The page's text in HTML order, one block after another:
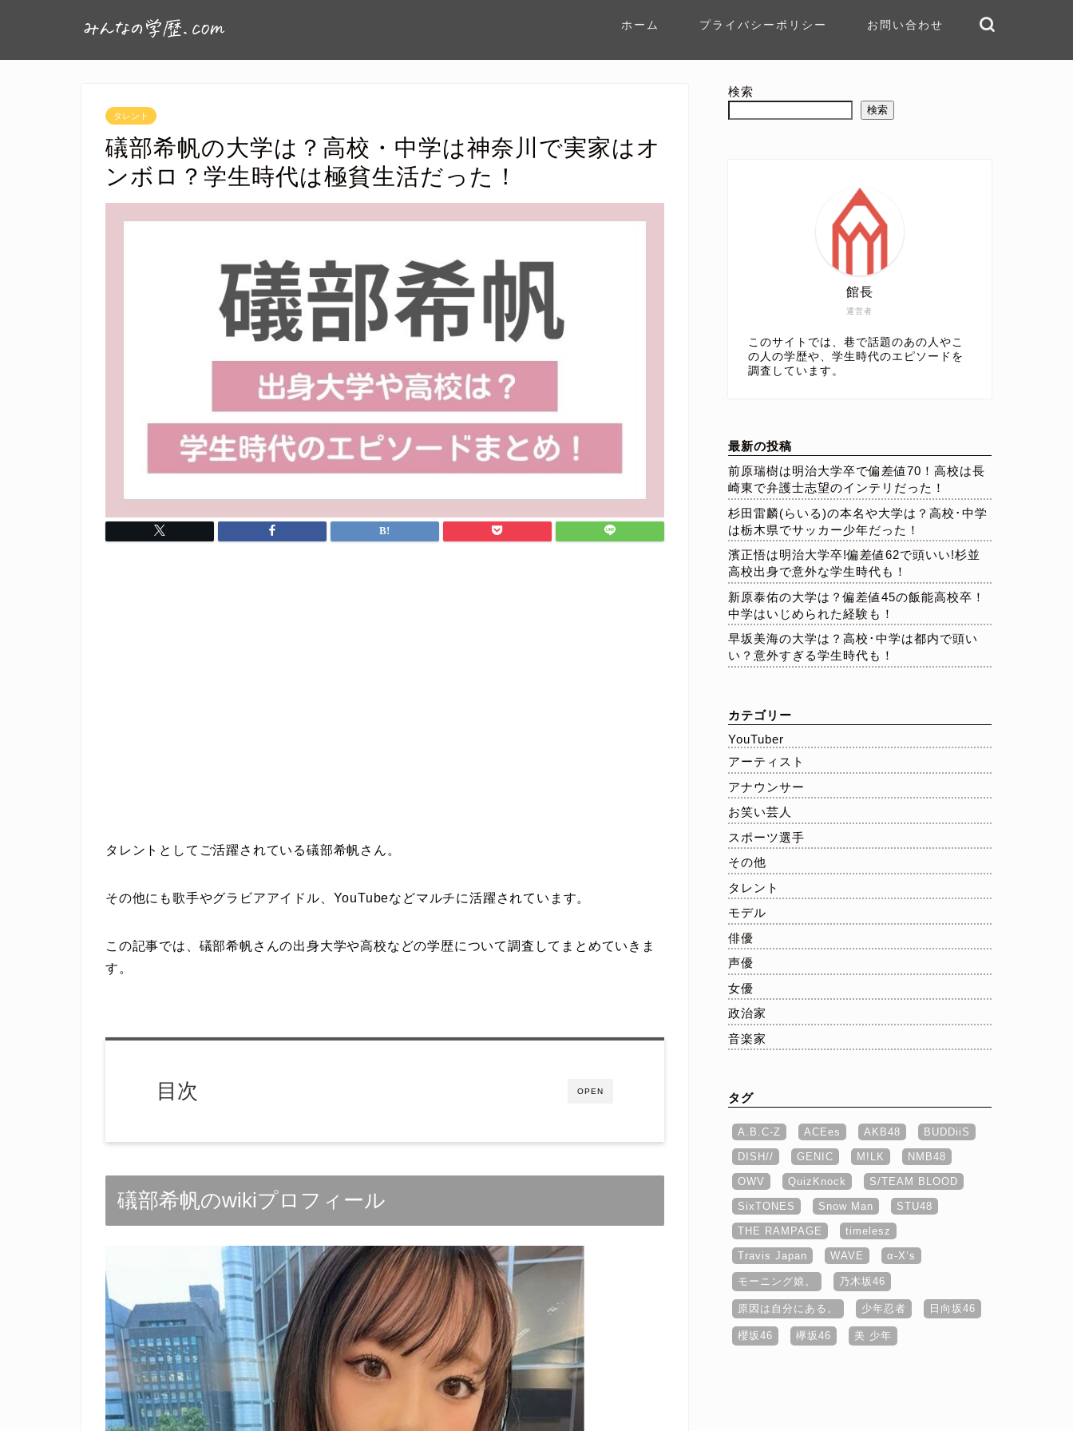
ホーム プライバシーポリシー お問い合わせ
タレント
礒部希帆の大学は？高校・中学は神奈川で実家はオ
ンボロ？学生時代は極貧生活だった！
タレントとしてご活躍されている礒部希帆さん。
その他にも歌手やグラビアアイドル、YouTubeなどマルチに活躍されています。
この記事では、礒部希帆さんの出身大学や高校などの学歴について調査してまとめていきま
す。
OPEN
目次
礒部希帆のwikiプロフィール
検索
検索
運営者
館長
このサイトでは、巷で話題のあの人やこ
の人の学歴や、学生時代のエピソードを
調査しています。
最新の投稿
前原瑞樹は明治大学卒で偏差値70！高校は長
崎東で弁護士志望のインテリだった！
杉田雷麟(らいる)の本名や大学は？高校･中学
は栃木県でサッカー少年だった！
濱正悟は明治大学卒!偏差値62で頭いい!杉並
高校出身で意外な学生時代も！
新原泰佑の大学は？偏差値45の飯能高校卒！
中学はいじめられた経験も！
早坂美海の大学は？高校･中学は都内で頭い
い？意外すぎる学生時代も！
カテゴリー
YouTuber
アーティスト
アナウンサー
お笑い芸人
スポーツ選手
その他
タレント
モデル
俳優
声優
女優
政治家
音楽家
タグ
A.B.C-Z ACEes AKB48 BUDDiiS
DISH// GENIC M!LK NMB48
OWV QuizKnock S/TEAM BLOOD
SixTONES Snow Man STU48
THE RAMPAGE timelesz
Travis Japan WAVE α‐X’s
モーニング娘。 乃木坂46
原因は自分にある。 少年忍者 日向坂46
櫻坂46 欅坂46 美 少年